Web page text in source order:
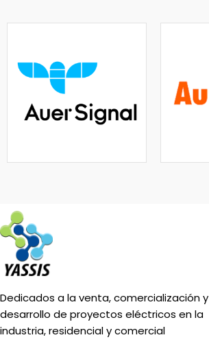
Dedicados a la venta, comercialización y
desarrollo de proyectos eléctricos en la
industria, residencial y comercial